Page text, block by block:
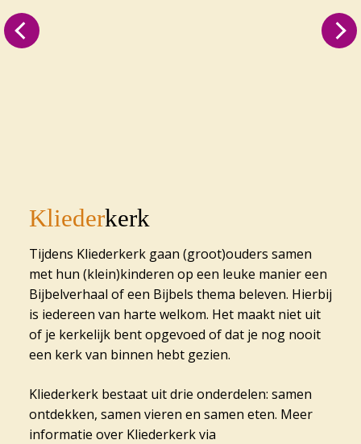
Kliederkerk
Tijdens Kliederkerk gaan (groot)ouders samen
met hun (klein)kinderen op een leuke manier een
Bijbelverhaal of een Bijbels thema beleven. Hierbij
is iedereen van harte welkom. Het maakt niet uit
of je kerkelijk bent opgevoed of dat je nog nooit
een kerk van binnen hebt gezien.
Kliederkerk bestaat uit drie onderdelen: samen
ontdekken, samen vieren en samen eten. Meer
informatie over Kliederkerk via